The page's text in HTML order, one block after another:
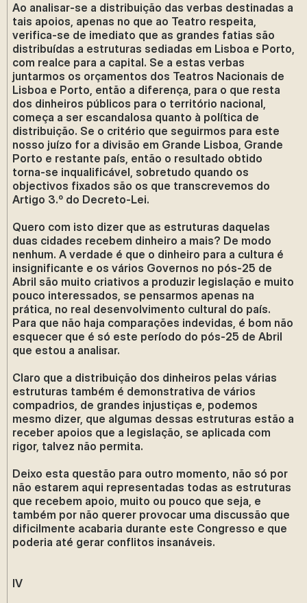
Ao analisar-se a distribuição das verbas destinadas a
tais apoios, apenas no que ao Teatro respeita,
verifica-se de imediato que as grandes fatias são
distribuídas a estruturas sediadas em Lisboa e Porto,
com realce para a capital. Se a estas verbas
juntarmos os orçamentos dos Teatros Nacionais de
Lisboa e Porto, então a diferença, para o que resta
dos dinheiros públicos para o território nacional,
começa a ser escandalosa quanto à política de
distribuição. Se o critério que seguirmos para este
nosso juízo for a divisão em Grande Lisboa, Grande
Porto e restante país, então o resultado obtido
torna-se inqualificável, sobretudo quando os
objectivos fixados são os que transcrevemos do
Artigo 3.º do Decreto-Lei.
Quero com isto dizer que as estruturas daquelas
duas cidades recebem dinheiro a mais? De modo
nenhum. A verdade é que o dinheiro para a cultura é
insignificante e os vários Governos no pós-25 de
Abril são muito criativos a produzir legislação e muito
pouco interessados, se pensarmos apenas na
prática, no real desenvolvimento cultural do país.
Para que não haja comparações indevidas, é bom não
esquecer que é só este período do pós-25 de Abril
que estou a analisar.
Claro que a distribuição dos dinheiros pelas várias
estruturas também é demonstrativa de vários
compadrios, de grandes injustiças e, podemos
mesmo dizer, que algumas dessas estruturas estão a
receber apoios que a legislação, se aplicada com
rigor, talvez não permita.
Deixo esta questão para outro momento, não só por
não estarem aqui representadas todas as estruturas
que recebem apoio, muito ou pouco que seja, e
também por não querer provocar uma discussão que
dificilmente acabaria durante este Congresso e que
poderia até gerar conflitos insanáveis.
IV